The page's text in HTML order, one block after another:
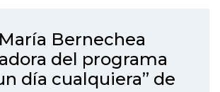
Bernechea
del programa
día cualquiera” de